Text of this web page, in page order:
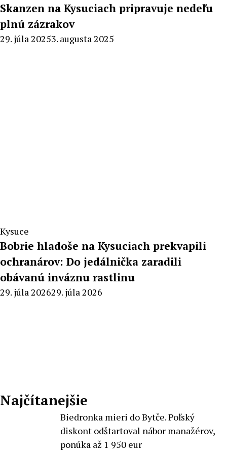
Skanzen na Kysuciach pripravuje nedeľu
plnú zázrakov
By
29. júla 20253. augusta 2025
Kysuce
Bobrie hladoše na Kysuciach prekvapili
ochranárov: Do jedálnička zaradili
obávanú inváznu rastlinu
By
29. júla 202629. júla 2026
Najčítanejšie
Biedronka mieri do Bytče. Poľský
diskont odštartoval nábor manažérov,
ponúka až 1 950 eur